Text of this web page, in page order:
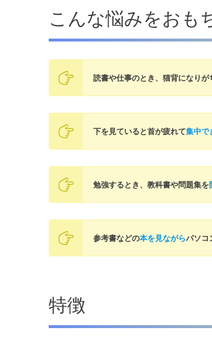
こんな悩みをおも
読書や仕事のとき、猫背になりが
下を見ていると首が疲れて集中で
勉強するとき、教科書や問題集を
参考書などの本を見ながらパソコ
特徴